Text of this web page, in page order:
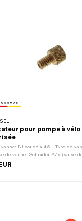
pour pompe à vélo
vanne: B1 coudé à 45 · Type de
de vanne: Schrader A/V (valve
· Type de vanne: Valve de voiture
de voiture TR6 · Type de